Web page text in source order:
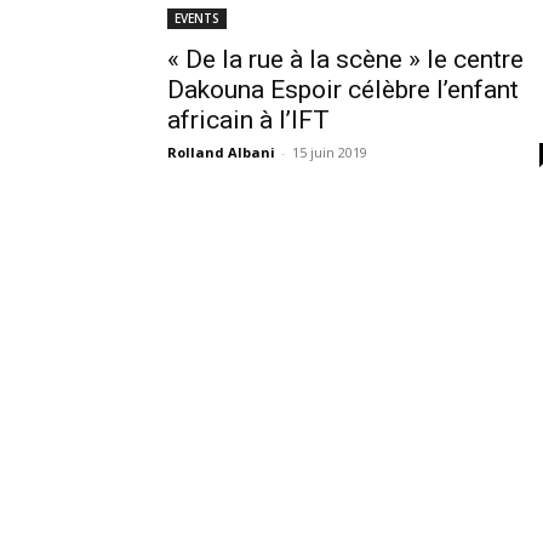
EVENTS
« De la rue à la scène » le centre
Dakouna Espoir célèbre l’enfant
africain à l’IFT
Rolland Albani - 15 juin 2019